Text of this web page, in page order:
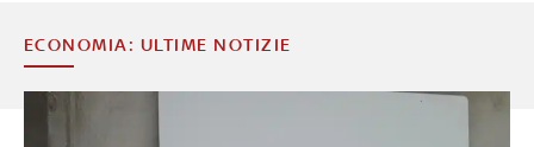
ECONOMIA: ULTIME NOTIZIE